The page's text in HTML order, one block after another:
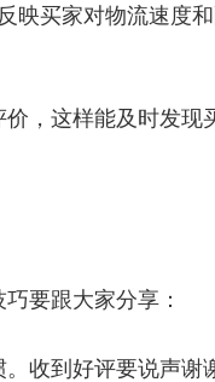
买家对物流速度和
，这样能及时发现
要跟大家分享：
收到好评要说声谢